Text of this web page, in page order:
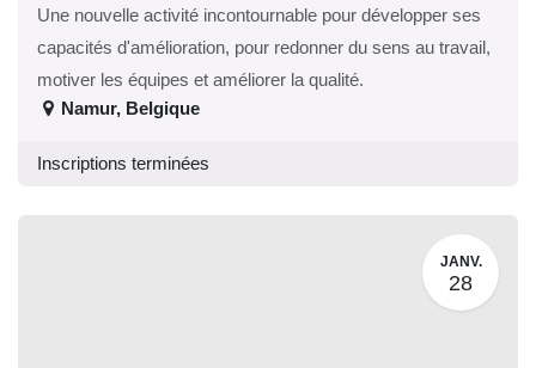
Une nouvelle activité incontournable pour
développer ses capacités d'amélioration, pour
redonner du sens au travail, motiver les équipes et
améliorer la qualité.
JANV.
28